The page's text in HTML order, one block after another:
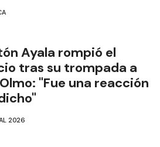
Ayala rompió el
tras su trompada a
"Fue una reacción
2026